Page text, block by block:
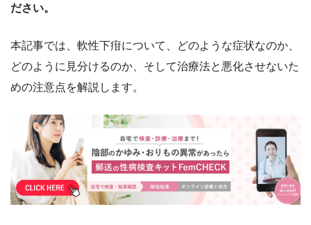
ださい。
本記事では、軟性下疳について、どのような症状なのか、
どのように見分けるのか、そして治療法と悪化させないた
めの注意点を解説します。